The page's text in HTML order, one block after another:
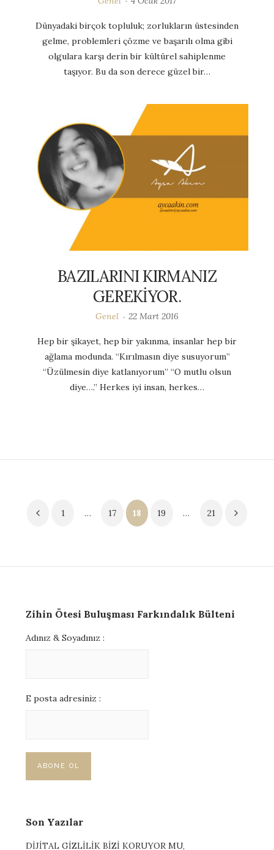
Dünyadaki birçok topluluk; zorlukların üstesinden
gelme, problemleri çözme ve başarılı olma gibi
olgulara karşı derin bir kültürel sahiplenme
taşıyor. Bu da son derece güzel bir…
BAZILARINI KIRMANIZ
GEREKİYOR.
Genel 22 Mart 2016
Hep bir şikayet, hep bir yakınma, insanlar hep bir
ağlama modunda. “Kırılmasın diye susuyorum”
“Üzülmesin diye katlanıyorum” “O mutlu olsun
diye….” Herkes iyi insan, herkes…
Yazı
1 … 17 18 19 … 21
Zihin Ötesi Buluşması Farkındalık Bülteni
Adınız & Soyadınız :
E posta adresiniz :
Son Yazılar
DİJİTAL GİZLİLİK BİZİ KORUYOR MU,